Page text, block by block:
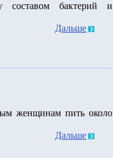
составом бактерий и
Дальше
женщинам пить около
Дальше